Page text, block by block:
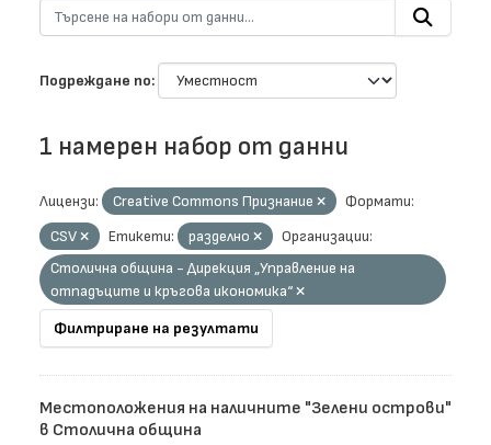
Подреждане по
1 намерен набор от данни
Лицензи: Creative Commons Признание
Формати:
CSV
Етикети: разделно
Организации:
Столична община - Дирекция „Управление на
отпадъците и кръгова икономика“
Филтриране на резултати
Местоположения на наличните "Зелени острови"
в Столична община